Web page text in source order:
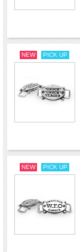
NEW PICK UP
NEW PICK UP